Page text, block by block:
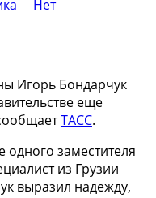
Нет
Игорь Бондарчук
еще
ТАСС.
заместителя
из Грузии
выразил надежду,